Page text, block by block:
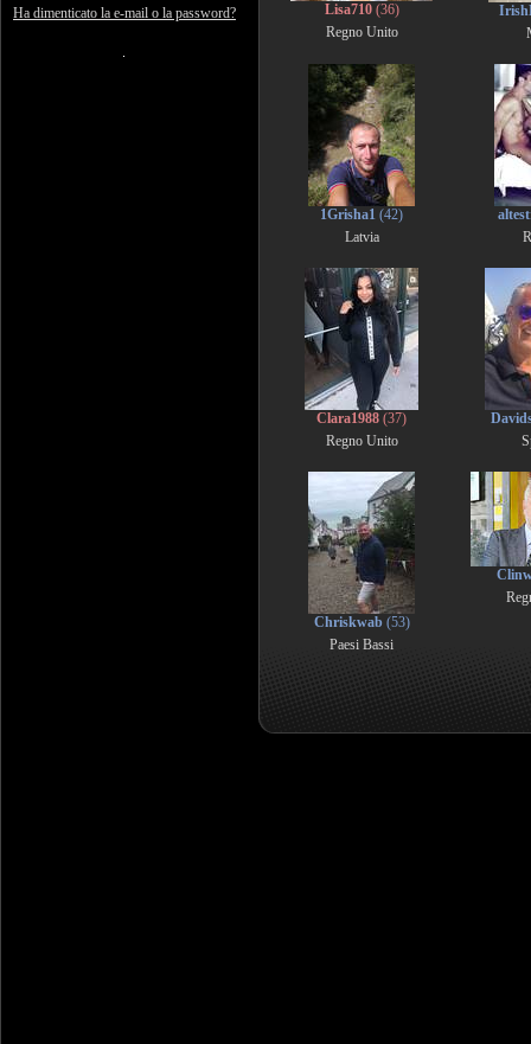
Ha dimenticato la e-mail o la password?
Lisa710(36)
Regno Unito
1Grisha1 (42)
Latvia
Clara1988 (37)
Regno Unito
Chriskwab(53)
Paesi Bassi